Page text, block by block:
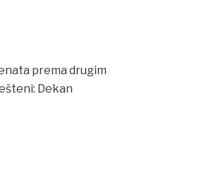
prema drugim
Dekan